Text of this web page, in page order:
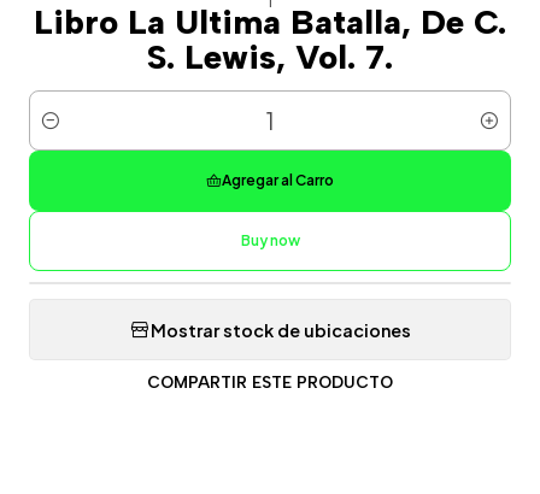
Libro La Ultima Batalla, De C.
S. Lewis, Vol. 7.
Cantidad
Agregar al Carro
Buy now
Mostrar stock de ubicaciones
COMPARTIR ESTE PRODUCTO